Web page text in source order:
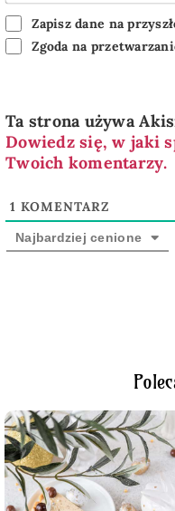
Zapisz dane na
Zgoda na
Ta strona używa
Dowiedz się, w jaki
Twoich komentarzy.
1 KOMENTARZ
Najbardziej cenione